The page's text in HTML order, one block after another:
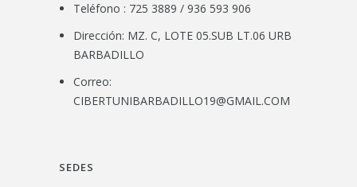
Teléfono : 725 3889 / 936 593 906
Dirección: MZ. C, LOTE 05.SUB LT.06 URB
BARBADILLO
Correo:
CIBERTUNIBARBADILLO19@GMAIL.COM
SEDES